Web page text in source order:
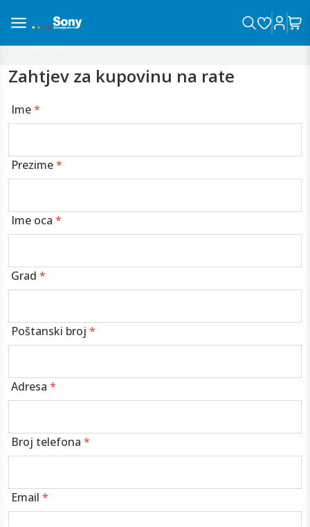
Zahtjev za kupovinu na rate
Ime*
Prezime*
Ime oca *
Grad *
Poštanski broj *
Adresa *
Broj telefona *
Email *